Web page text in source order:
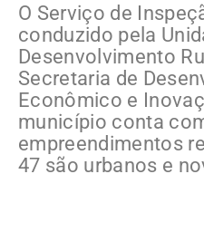
O Serviço de
conduzido pela
Desenvolvimento
Secretaria de
Econômico e
município conta
empreendimentos
47 são urbanos e